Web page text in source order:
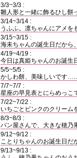
3/3~3/3 :
雛人形と一緒に飾るひし
3/14~3/14 :
うふふ。凛ちゃんにアメ
3/15~3/15 :
海未ちゃんの誕生日だから
4/19~4/19 :
今日は真姫ちゃんのお誕
5/5~5/5 :
かしわ餅、美味しいです
7/7~7/7 :
星座の早見表とにらめっ
7/22~7/22 :
いちごとピンクのクリー
8/3~8/3 :
パン屋さんで、大きな穂乃
9/12~9/12 :
ことりちゃんのお誕生日
9/13~9/13 :